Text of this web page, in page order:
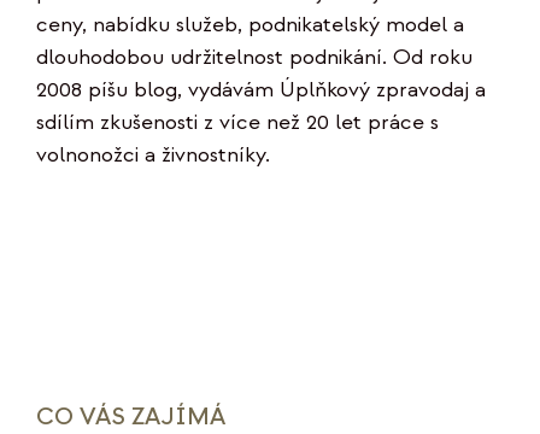
ceny, nabídku služeb, podnikatelský model a
dlouhodobou udržitelnost podnikání. Od roku
2008 píšu blog, vydávám Úplňkový zpravodaj a
sdílím zkušenosti z více než 20 let práce s
volnonožci a živnostníky.
CO VÁS ZAJÍMÁ